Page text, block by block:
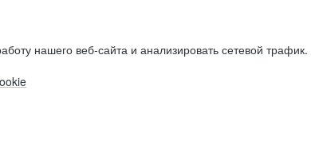
нашего веб-сайта и анализировать сетевой трафик.